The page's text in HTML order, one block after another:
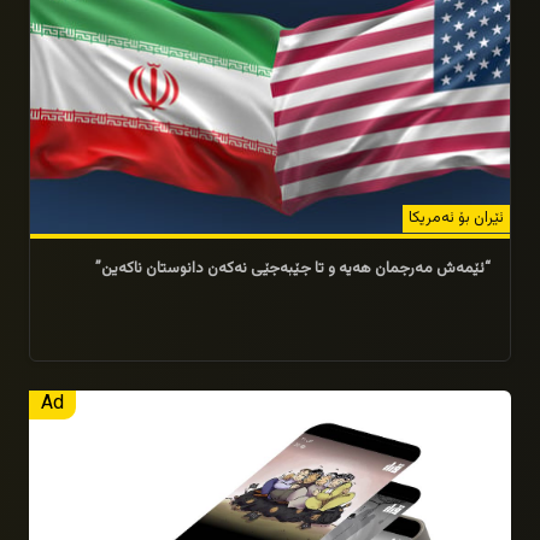
ئێران بۆ ئەمریکا
“ئێمەش مەرجمان هەیە و تا جێبەجێی نەکەن دانوستان ناکەین”